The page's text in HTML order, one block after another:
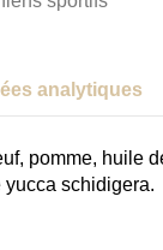
analytiques
pomme,
yucca schidigera.